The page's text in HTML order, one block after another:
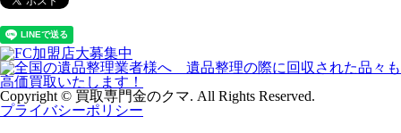
Copyright © 買取専門金のクマ. All Rights Reserved.
プライバシーポリシー